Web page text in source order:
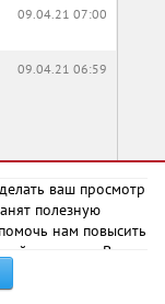
09.04.21 07:00
09.04.21 06:59
03.04.21 05:31
ваш просмотр
полезную
нам повысить
для вас. В
работы